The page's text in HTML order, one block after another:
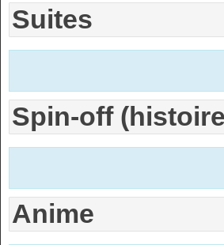
Suites
Spin-off
Anime